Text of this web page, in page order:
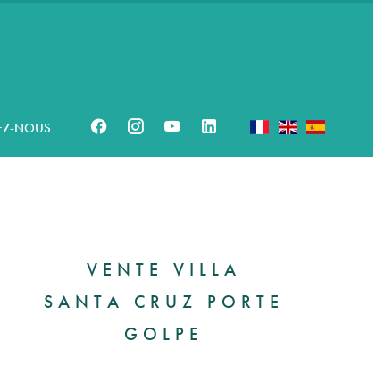
NOUS
VENTE VILLA
SANTA CRUZ PORTE
GOLPE